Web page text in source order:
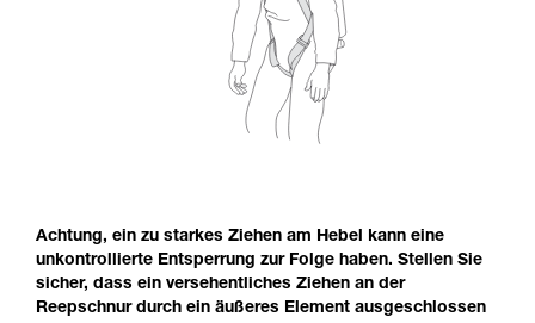
Achtung, ein zu starkes Ziehen am Hebel kann eine
unkontrollierte Entsperrung zur Folge haben. Stellen Sie
sicher, dass ein versehentliches Ziehen an der
Reepschnur durch ein äußeres Element ausgeschlossen